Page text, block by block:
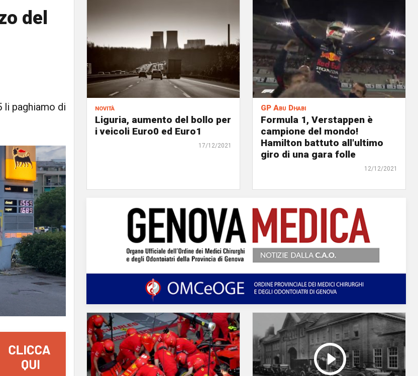
del
li paghiamo di
novità
Liguria, aumento del bollo per
i veicoli Euro0 ed Euro1
17/12/2021
GP Abu Dhabi
Formula 1, Verstappen è
campione del mondo!
Hamilton battuto all'ultimo
giro di una gara folle
12/12/2021